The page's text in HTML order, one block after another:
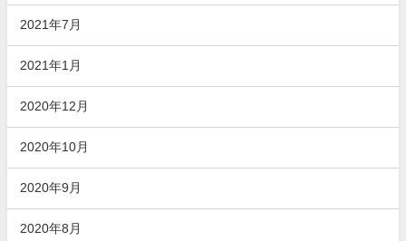
2021年7月
2021年1月
2020年12月
2020年10月
2020年9月
2020年8月